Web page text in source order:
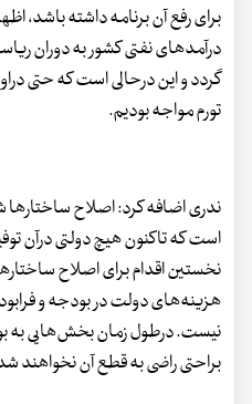
برای رفع آن برنامه داشته باشد،
درآمدهای نفتی کشور به دوران
گردد و این درحالی است که حتی
تورم مواجه بودیم.
ندری اضافه کرد: اصلاح ساختارها
است که تاکنون هیچ دولتی درآن
نخستین اقدام برای اصلاح
هزینه‌های دولت در بودجه و
نیست. درطول زمان بخش‌هایی به
براحتی راضی به قطع آن نخواهند